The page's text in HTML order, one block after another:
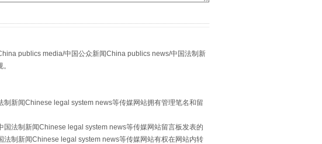
publics media/中国公众新闻China publics news/中国法制新
新闻Chinese legal system news等传媒网站拥有管理笔名和留
法制新闻Chinese legal system news等传媒网站留言板发表的
制新闻Chinese legal system news等传媒网站有权在网站内转